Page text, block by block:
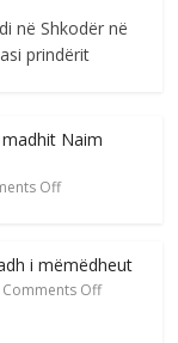
në Shkodër në
prindërit
Naim
Off
i mëmëdheut
Comments Off